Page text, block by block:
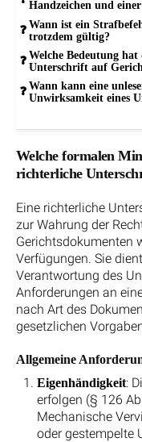
Handzeichen und
Wann ist ein
trotzdem gültig?
Welche Bedeutung hat
Unterschrift auf
Wann kann eine
Unwirksamkeit eines
Welche formalen
richterliche
Eine richterliche
zur Wahrung der
Gerichtsdokumenten
Verfügungen. Sie
Verantwortung des
Anforderungen an
nach Art des
gesetzlichen
Allgemeine
Eigenhändigkeit:
erfolgen (§ 126
Mechanische
oder gestempelte